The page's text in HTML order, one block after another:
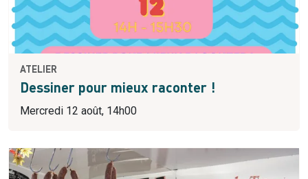
ATELIER
Dessiner pour mieux raconter !
Mercredi 12 août, 14h00